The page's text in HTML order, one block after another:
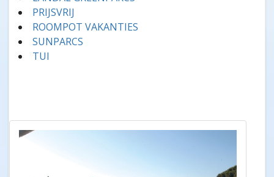
PRIJSVRIJ
ROOMPOT VAKANTIES
SUNPARCS
TUI